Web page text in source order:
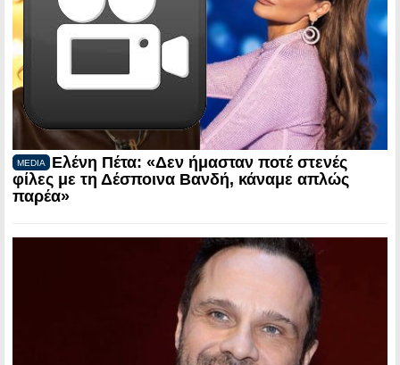
MEDIA
Ελένη Πέτα: «Δεν ήμασταν ποτέ στενές
φίλες με τη Δέσποινα Βανδή, κάναμε απλώς
παρέα»